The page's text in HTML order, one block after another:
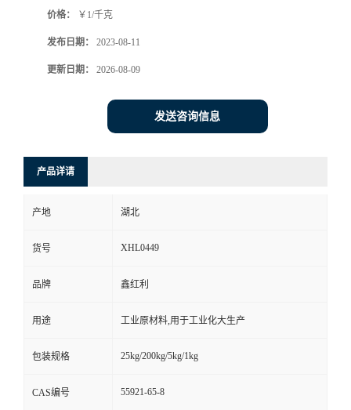
价格： ￥1/千克
发布日期： 2023-08-11
更新日期： 2026-08-09
发送咨询信息
产品详请
产地 湖北
货号 XHL0449
品牌 鑫红利
用途 工业原材料,用于工业化大生产
包装规格 25kg/200kg/5kg/1kg
CAS编号 55921-65-8